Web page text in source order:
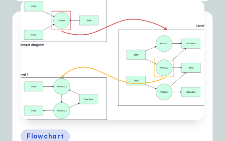
Posted
Flowchart